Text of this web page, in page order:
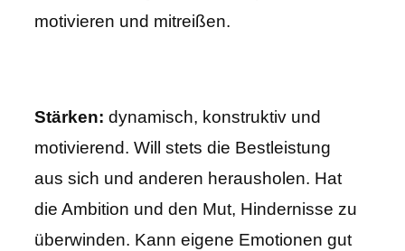
motivieren und mitreißen.
Stärken: dynamisch, konstruktiv und
motivierend. Will stets die Bestleistung
aus sich und anderen herausholen. Hat
die Ambition und den Mut, Hindernisse zu
überwinden. Kann eigene Emotionen gut